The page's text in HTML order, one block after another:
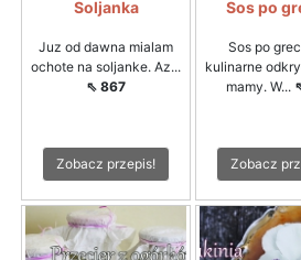
Soljanka
Juz od dawna mialam
ochote na soljanke. Az...
⇖ 867
Zobacz przepis!
Sos po
Sos po
kulinarne
mamy. W...
Zobacz